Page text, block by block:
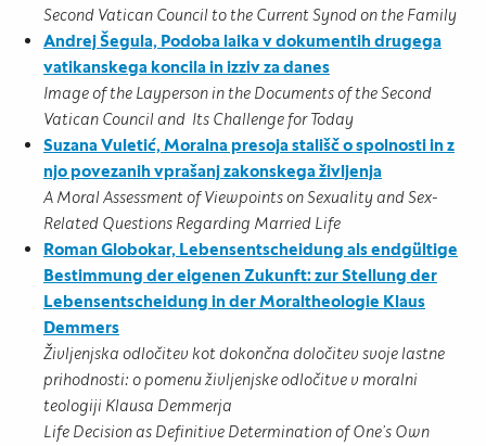
Second Vatican Council to the Current Synod on the Family
Andrej Šegula, Podoba laika v dokumentih drugega
vatikanskega koncila in izziv za danes
Image of the Layperson in the Documents of the Second
Vatican Council and Its Challenge for Today
Suzana Vuletić, Moralna presoja stališč o spolnosti in z
njo povezanih vprašanj zakonskega življenja
A Moral Assessment of Viewpoints on Sexuality and Sex-
Related Questions Regarding Married Life
Roman Globokar, Lebensentscheidung als endgültige
Bestimmung der eigenen Zukunft: zur Stellung der
Lebensentscheidung in derMoraltheologie Klaus
Demmers
Življenjska odločitev kot dokončna določitev svoje lastne
prihodnosti: o pomenu življenjske odločitve v moralni
teologiji Klausa Demmerja
Life Decision as Definitive Determination of One’s Own